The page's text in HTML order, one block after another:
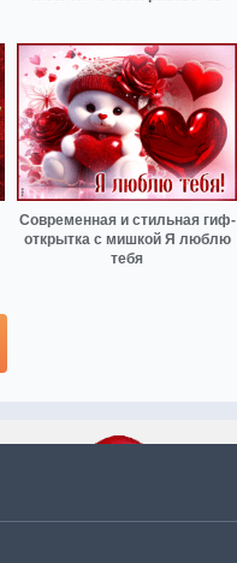
Современная и стильная гиф-
открытка с мишкой Я люблю
тебя